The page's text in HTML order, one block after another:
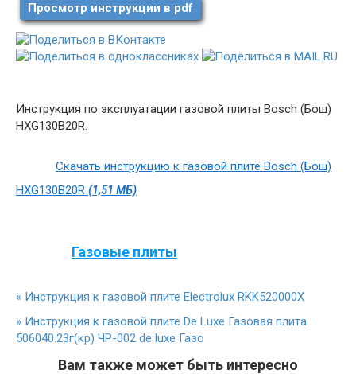
Просмотр инструкции в pdf
Инструкция по эксплуатации газовой плиты Bosch (Бош)
HXG130B20R.
Скачать инструкцию к газовой плите Bosch (Бош)
HXG130B20R (1,51 МБ)
Газовые плиты
« Инструкция к газовой плите Electrolux RKK520000X
» Инструкция к газовой плите De Luxe Газовая плита
506040.23г(кр) ЧР-002 de luxe Газо
Вам также может быть интересно